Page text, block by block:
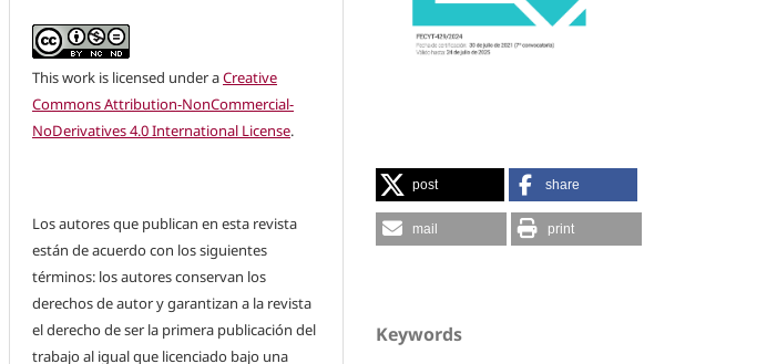
This work is licensed under aCreative
Commons Attribution-NonCommercial-
NoDerivatives 4.0 International License.
Los autores que publican en esta revista
están de acuerdo con los siguientes
términos: los autores conservan los
derechos de autor y garantizan a la revista
el derecho de ser la primera publicación del
trabajo al igual que licenciado bajo una
post share
mail print
Keywords